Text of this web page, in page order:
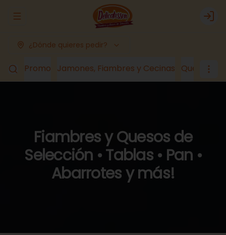
Abrir menu de navegación Login
¿Dónde quieres pedir?
Promo Jamones, Fiambres y Cecinas Quesos
Fiambres y Quesos de
Selección • Tablas • Pan •
Abarrotes y más!